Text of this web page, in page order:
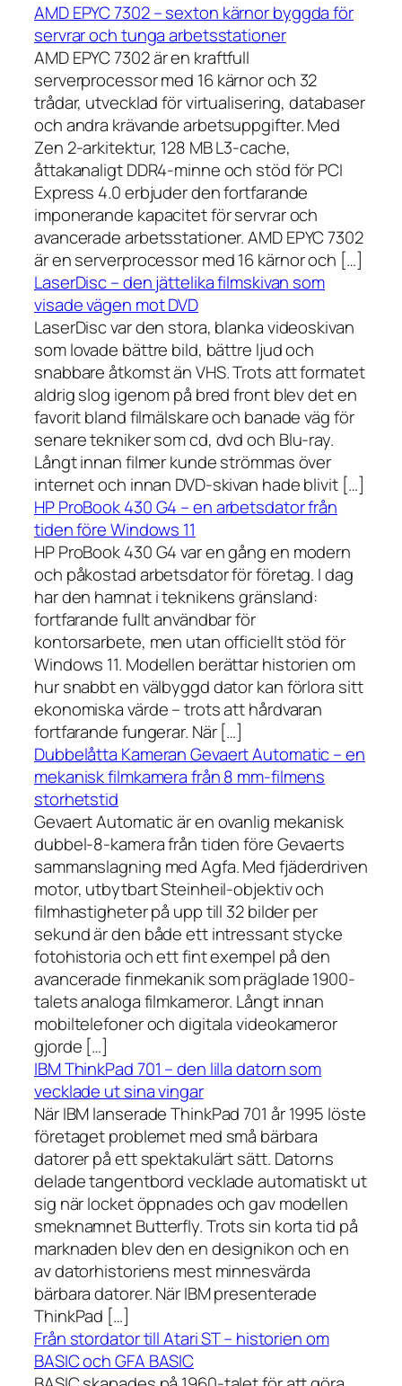
AMD EPYC 7302 – sexton kärnor byggda för
servrar och tunga arbetsstationer
AMD EPYC 7302 är en kraftfull
serverprocessor med 16 kärnor och 32
trådar, utvecklad för virtualisering, databaser
och andra krävande arbetsuppgifter. Med
Zen 2-arkitektur, 128 MB L3-cache,
åttakanaligt DDR4-minne och stöd för PCI
Express 4.0 erbjuder den fortfarande
imponerande kapacitet för servrar och
avancerade arbetsstationer. AMD EPYC 7302
är en serverprocessor med 16 kärnor och […]
LaserDisc – den jättelika filmskivan som
visade vägen mot DVD
LaserDisc var den stora, blanka videoskivan
som lovade bättre bild, bättre ljud och
snabbare åtkomst än VHS. Trots att formatet
aldrig slog igenom på bred front blev det en
favorit bland filmälskare och banade väg för
senare tekniker som cd, dvd och Blu-ray.
Långt innan filmer kunde strömmas över
internet och innan DVD-skivan hade blivit […]
HP ProBook 430 G4 – en arbetsdator från
tiden före Windows 11
HP ProBook 430 G4 var en gång en modern
och påkostad arbetsdator för företag. I dag
har den hamnat i teknikens gränsland:
fortfarande fullt användbar för
kontorsarbete, men utan officiellt stöd för
Windows 11. Modellen berättar historien om
hur snabbt en välbyggd dator kan förlora sitt
ekonomiska värde – trots att hårdvaran
fortfarande fungerar. När […]
Dubbelåtta Kameran Gevaert Automatic – en
mekanisk filmkamera från 8 mm-filmens
storhetstid
Gevaert Automatic är en ovanlig mekanisk
dubbel-8-kamera från tiden före Gevaerts
sammanslagning med Agfa. Med fjäderdriven
motor, utbytbart Steinheil-objektiv och
filmhastigheter på upp till 32 bilder per
sekund är den både ett intressant stycke
fotohistoria och ett fint exempel på den
avancerade finmekanik som präglade 1900-
talets analoga filmkameror. Långt innan
mobiltelefoner och digitala videokameror
gjorde […]
IBM ThinkPad 701 – den lilla datorn som
vecklade ut sina vingar
När IBM lanserade ThinkPad 701 år 1995 löste
företaget problemet med små bärbara
datorer på ett spektakulärt sätt. Datorns
delade tangentbord vecklade automatiskt ut
sig när locket öppnades och gav modellen
smeknamnet Butterfly. Trots sin korta tid på
marknaden blev den en designikon och en
av datorhistoriens mest minnesvärda
bärbara datorer. När IBM presenterade
ThinkPad […]
Från stordator till Atari ST – historien om
BASIC och GFA BASIC